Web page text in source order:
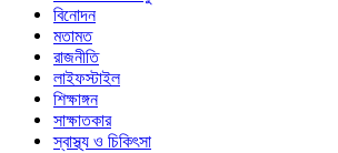
বিনোদন
মতামত
রাজনীতি
লাইফস্টাইল
শিক্ষাঙ্গন
সাক্ষাতকার
স্বাস্থ্য ও চিকিৎসা